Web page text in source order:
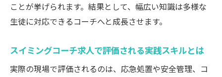
ことが挙げられます。結果として、幅広い知識は多様な
生徒に対応できるコーチへと成長させます。
スイミングコーチ求人で評価される実践スキルとは
実際の現場で評価されるのは、応急処置や安全管理、コ